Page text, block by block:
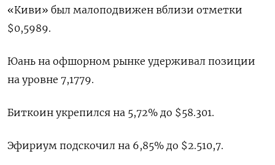
«Киви» был малоподвижен вблизи отметки
$0,5989​.
Юань на офшорном рынке удерживал позиции
на уровне 7,1779.
Биткоин укрепился на 5,72% до $58.301.
Эфириум подскочил на 6,85% до $2.510,7.